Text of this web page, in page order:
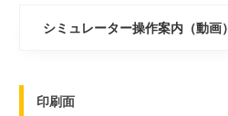
シミュレーター操作案内（動画）
印刷面